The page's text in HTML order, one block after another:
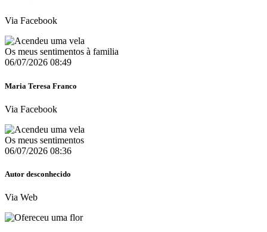
Via Facebook
Os meus sentimentos à familia
06/07/2026 08:49
Maria Teresa Franco
Via Facebook
Os meus sentimentos
06/07/2026 08:36
Autor desconhecido
Via Web